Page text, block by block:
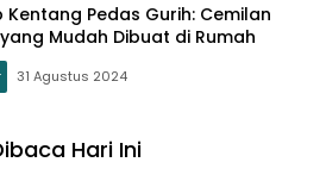
Kentang Pedas Gurih: Cemilan
Mudah Dibuat di Rumah
31 Agustus 2024
Hari Ini